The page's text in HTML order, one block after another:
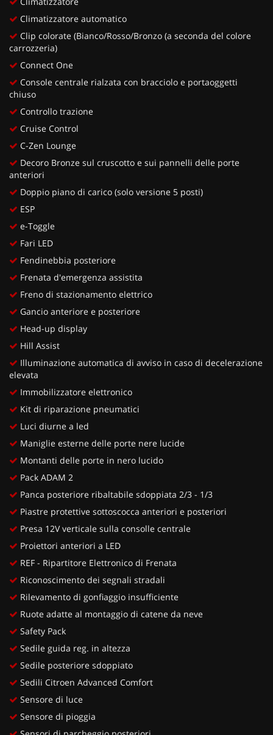
Climatizzatore automatico
Clip colorate (Bianco/Rosso/Bronzo (a seconda del colore
carrozzeria)
Connect One
Console centrale rialzata con bracciolo e portaoggetti
chiuso
Controllo trazione
Cruise Control
C-Zen Lounge
Decoro Bronze sul cruscotto e sui pannelli delle porte
anteriori
Doppio piano di carico (solo versione 5 posti)
ESP
e-Toggle
Fari LED
Fendinebbia posteriore
Frenata d'emergenza assistita
Freno di stazionamento elettrico
Gancio anteriore e posteriore
Head-up display
Hill Assist
Illuminazione automatica di avviso in caso di decelerazione
elevata
Immobilizzatore elettronico
Kit di riparazione pneumatici
Luci diurne a led
Maniglie esterne delle porte nere lucide
Montanti delle porte in nero lucido
Pack ADAM 2
Panca posteriore ribaltabile sdoppiata 2/3 - 1/3
Piastre protettive sottoscocca anteriori e posteriori
Presa 12V verticale sulla consolle centrale
Proiettori anteriori a LED
REF - Ripartitore Elettronico di Frenata
Riconoscimento dei segnali stradali
Rilevamento di gonfiaggio insufficiente
Ruote adatte al montaggio di catene da neve
Safety Pack
Sedile guida reg. in altezza
Sedile posteriore sdoppiato
Sedili Citroen Advanced Comfort
Sensore di luce
Sensore di pioggia